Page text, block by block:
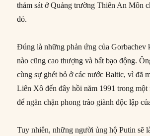
thảm sát ở Quảng trường Thiên An Môn
đó.
Đúng là những phản ứng của Gorbachev
nào cũng cao thượng và bất bạo động.
cùng sự ghét bỏ ở các nước Baltic, vì đã
Liên Xô đến đây hồi năm 1991 trong một
để ngăn chặn phong trào giành độc lập
Tuy nhiên, những người ủng hộ Putin sẽ